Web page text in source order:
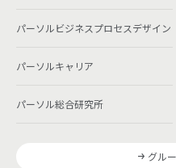
パーソルビジネスプロセスデザイン
パーソルキャリア
パーソル総合研究所
グル